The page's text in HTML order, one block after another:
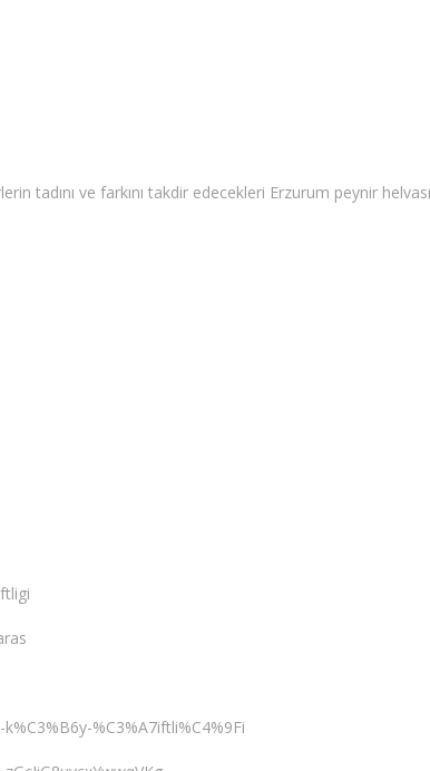
%C3%A7iftli%C4%9Fi